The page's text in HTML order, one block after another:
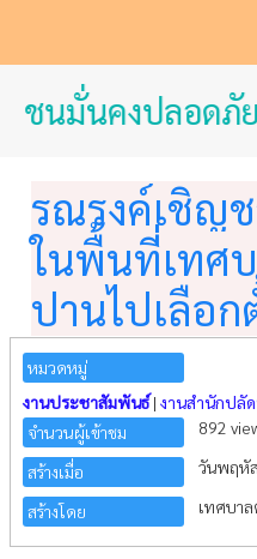
มั่นคงปลอดภัย
รณรงค์เชิญ
ในพื้นที่เทศ
ปานไปเลือก
หมวดหมู่
งานประชาสัมพันธ์| งานสำนักปลั
จำนวนผู้เข้าชม
892
สร้างเมื่อ วันพฤหั
สร้างโดย เทศบา